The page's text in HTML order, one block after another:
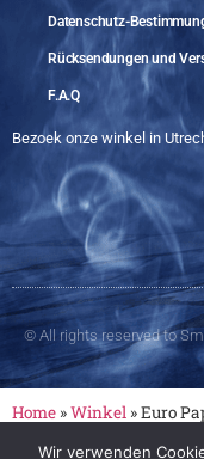
Datenschutz-
Rücksendungen und
F.A.Q
Bezoek onze winkel in
© All rights reserved to
Home »Winkel »Euro
Wir verwenden